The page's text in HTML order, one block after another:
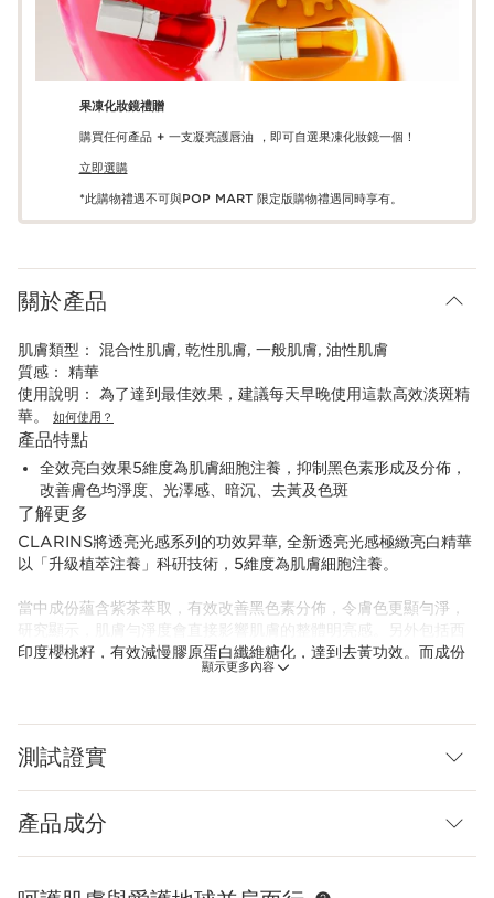
果凍化妝鏡禮贈
購買任何產品 + 一支凝亮護唇油 ，即可自選果凍化妝鏡一個！
立即選購
*此購物禮遇不可與POP MART 限定版購物禮遇同時享有。
關於產品
顯示更多內容
肌膚類型： 混合性肌膚, 乾性肌膚, 一般肌膚, 油性肌膚
質感： 精華
使用說明： 為了達到最佳效果，建議每天早晚使用這款高效淡斑精
華。 如何使用？
產品特點
全效亮白效果5維度為肌膚細胞注養，抑制黑色素形成及分佈，
改善膚色均淨度、光澤感、暗沉、去黃及色斑
了解更多
CLARINS將透亮光感系列的功效昇華, 全新透亮光感極緻亮白精華
以「升級植萃注養」科硏技術，5維度為肌膚細胞注養。
當中成份蘊含紫茶萃取，有效改善黑色素分佈，令膚色更顯勻淨，
研究顯示，肌膚勻淨度會直接影響肌膚的整體明亮感。另外包括西
印度櫻桃籽，有效減慢膠原蛋白纖維糖化，達到去黃功效。而成份
亦包含煙酰胺 (維他命B3)及維他命C衍生物，有效抑制及阻止黑色
小貼士：建議搭配使用Clarins透亮光感淡斑亮肌水和乳液,，獲得
嶄新科研
CLARINS最新科研「升級植萃注養」 蘊含紫茶萃取，測試證實，
有效增加細胞膜上的Caveolae細微坑洞130%*，改善黑色素分
測試證實
產品成分